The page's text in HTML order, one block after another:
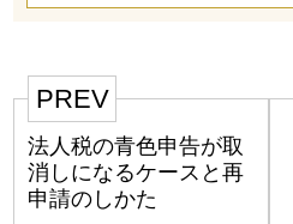
PREV
法人税の青色申告が取
消しになるケースと再
申請のしかた